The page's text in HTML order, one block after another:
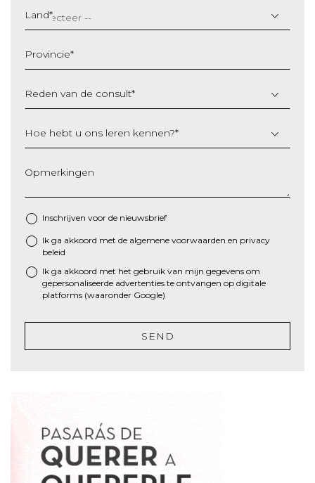
slash
MM
JJJJ
Land*
Provincie*
Reden van de consult*
Hoe hebt u ons leren kennen?*
Opmerkingen
Inschrijven voor de nieuwsbrief
* Ik ga akkoord met de algemene voorwaarden en privacy
beleid
Ik ga akkoord met het gebruik van mijn gegevens om
gepersonaliseerde advertenties te ontvangen op digitale
platforms (waaronder Google)
SEND